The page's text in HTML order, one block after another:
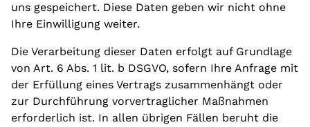
uns gespeichert. Diese Daten geben wir nicht ohne
Ihre Einwilligung weiter.
Die Verarbeitung dieser Daten erfolgt auf Grundlage
von Art. 6 Abs. 1 lit. b DSGVO, sofern Ihre Anfrage mit
der Erfüllung eines Vertrags zusammenhängt oder
zur Durchführung vorvertraglicher Maßnahmen
erforderlich ist. In allen übrigen Fällen beruht die